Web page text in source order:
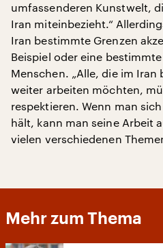
umfassenderen Kunstwelt,
Iran miteinbezieht.“
Iran bestimmte Grenzen
Beispiel oder eine
Menschen. „Alle, die im
weiter arbeiten möchten,
respektieren. Wenn man
hält, kann man seine Arbeit
vielen verschiedenen
Mehr zum Thema